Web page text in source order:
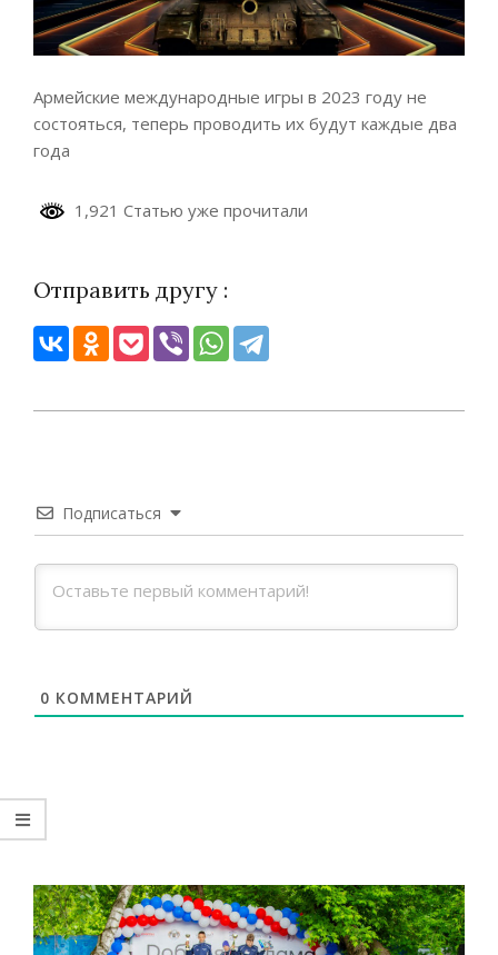
Армейские международные игры в 2023 году не
состояться, теперь проводить их будут каждые два
года
1,921 Статью уже прочитали
Отправить другу :
Подписаться
0 КОММЕНТАРИЙ